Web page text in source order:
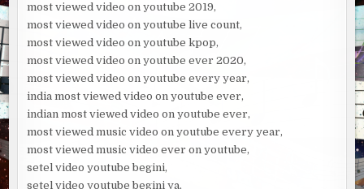
most viewed video on youtube 2019,
most viewed video on youtube live count,
most viewed video on youtube kpop,
most viewed video on youtube ever 2020,
most viewed video on youtube every year,
india most viewed video on youtube ever,
indian most viewed video on youtube ever,
most viewed music video on youtube every year,
most viewed music video ever on youtube,
setel video youtube begini,
setel video youtube begini ya,